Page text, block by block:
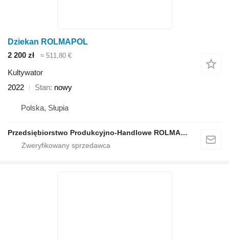
Dziekan ROLMAPOL
2 200 zł
≈ 511,80 €
Kultywator
2022
Stan nowy
Polska, Słupia
Przedsiębiorstwo Produkcyjno-Handlowe ROLMAPOL Marcin Dziekan